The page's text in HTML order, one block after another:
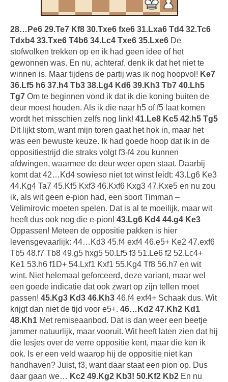
28…Pe6 29.Te7 Kf8 30.Txe6 fxe6 31.Lxa6 Td4 32.Tc6
Tdxb4 33.Txe6 T4b6 34.Lc4 Txe6 35.Lxe6 De
stofwolken trekken op en ik had geen idee of het
gewonnen was. En nu, achteraf, denk ik dat het niet te
winnen is. Maar tijdens de partij was ik nog hoopvol! Ke7
36.Lf5 h6 37.h4 Tb3 38.Lg4 Kd6 39.Kh3 Tb7 40.Lh5
Tg7 Om te beginnen vond ik dat ik die koning buiten de
deur moest houden. Als ik die naar h5 of f5 laat komen
wordt het misschien zelfs nog link! 41.Le8 Kc5 42.h5 Tg5
Dit lijkt stom, want mijn toren gaat het hok in, maar het
was een bewuste keuze. Ik had goede hoop dat ik in de
oppositiestrijd die straks volgt f3-f4 zou kunnen
afdwingen, waarmee de deur weer open staat. Daarbij
komt dat 42…Kd4 sowieso niet tot winst leidt: 43.Lg6 Ke3
44.Kg4 Ta7 45.Kf5 Kxf3 46.Kxf6 Kxg3 47.Kxe5 en nu zou
ik, als wit geen e-pion had, een soort Timman –
Velimirovic moeten spelen. Dat is al te moeilijk, maar wit
heeft dus ook nog die e-pion! 43.Lg6 Kd4 44.g4 Ke3
Oppassen! Meteen de oppositie pakken is hier
levensgevaarlijk: 44…Kd3 45.f4 exf4 46.e5+ Ke2 47.exf6
Tb5 48.f7 Tb8 49.g5 hxg5 50.Lf5 f3 51.Le6 f2 52.Lc4+
Ke1 53.h6 f1D+ 54.Lxf1 Kxf1 55.Kg4 Tf8 56.h7 en wit
wint. Niet helemaal geforceerd, deze variant, maar wel
een goede indicatie dat ook zwart op zijn tellen moet
passen! 45.Kg3 Kd3 46.Kh3 46.f4 exf4+ Schaak dus. Wit
krijgt dan niet de tijd voor e5+. 46…Kd2 47.Kh2 Kd1
48.Kh1 Met remiseaanbod. Dat is dan weer een beetje
jammer natuurlijk, maar vooruit. Wit heeft laten zien dat hij
die lesjes over de verre oppositie kent, maar die ken ik
ook. Is er een veld waarop hij de oppositie niet kan
handhaven? Juist, f3, want daar staat een pion op. Dus
daar gaan we… Kc2 49.Kg2 Kb3! 50.Kf2 Kb2 En nu